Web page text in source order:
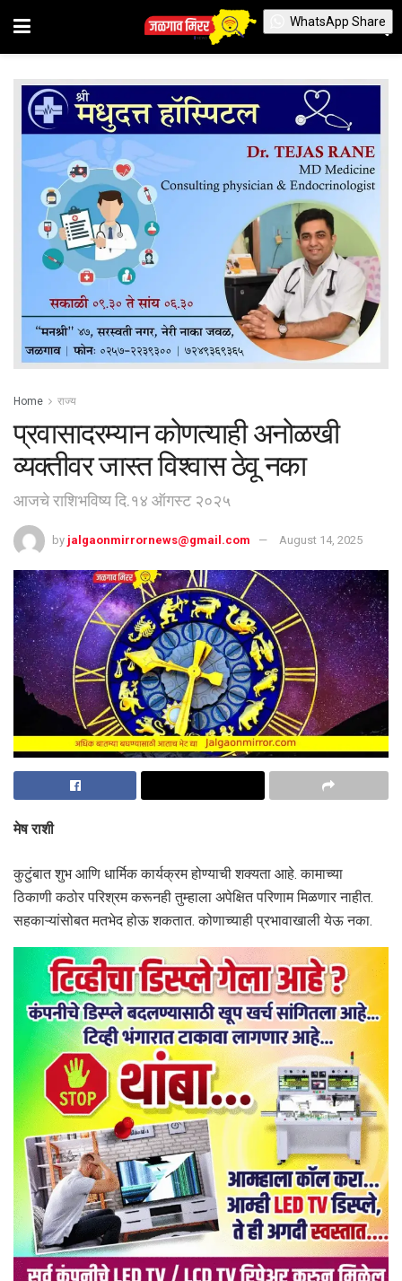
Home राज्य
प्रवासादरम्यान कोणत्याही अनोळखी
व्यक्तीवर जास्त विश्वास ठेवू नका
आजचे राशिभविष्य दि.१४ ऑगस्ट २०२५
by jalgaonmirrornews@gmail.com August 14, 2025
मेष राशी
कुटुंबात शुभ आणि धार्मिक कार्यक्रम होण्याची शक्यता आहे. कामाच्या
ठिकाणी कठोर परिश्रम करूनही तुम्हाला अपेक्षित परिणाम मिळणार नाहीत.
सहकाऱ्यांसोबत मतभेद होऊ शकतात. कोणाच्याही प्रभावाखाली येऊ नका.
WhatsApp Share